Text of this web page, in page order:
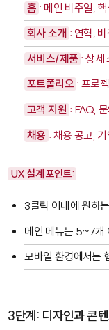
홈 : 메인 비주얼,
회사 소개 : 연혁,
서비스/제품 : 상세
포트폴리오 : 프로
고객 지원 : FAQ,
채용 : 채용 공고,
UX 설계 포인트:
3클릭 이내에 원하
메인 메뉴는 5~7개
모바일 환경에서는
3단계: 디자인과 콘